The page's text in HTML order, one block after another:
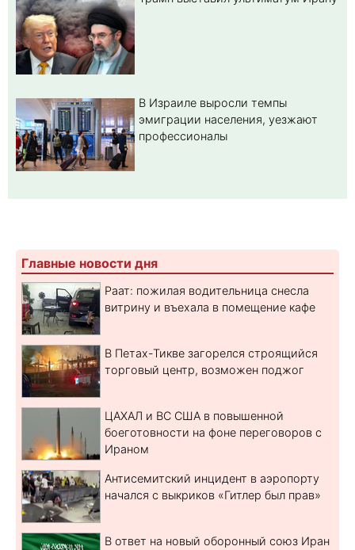
В Израиле выросли темпы
эмиграции населения, уезжают
профессионалы
Главные новости дня
Раат: пожилая водительница снесла
витрину и въехала в помещение кафе
В Петах-Тикве загорелся строящийся
торговый центр, возможен поджог
ЦАХАЛ и ВС США в повышенной
боеготовности на фоне переговоров с
Ираном
Антисемитский инцидент в аэропорту
начался с выкриков «Гитлер был прав»
В ответ на новый оборонный союз Иран